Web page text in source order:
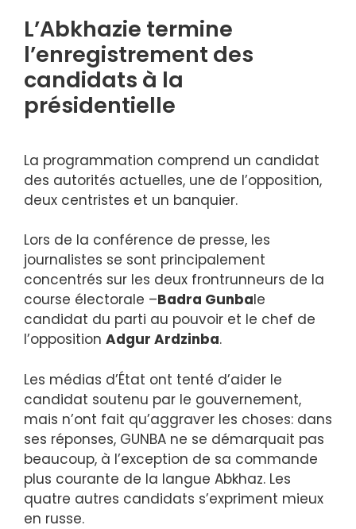
L’Abkhazie termine
l’enregistrement des
candidats à la
présidentielle
La programmation comprend un candidat
des autorités actuelles, une de l’opposition,
deux centristes et un banquier.
Lors de la conférence de presse, les
journalistes se sont principalement
concentrés sur les deux frontrunneurs de la
course électorale –Badra Gunbale
candidat du parti au pouvoir et le chef de
l’opposition Adgur Ardzinba.
Les médias d’État ont tenté d’aider le
candidat soutenu par le gouvernement,
mais n’ont fait qu’aggraver les choses: dans
ses réponses, GUNBA ne se démarquait pas
beaucoup, à l’exception de sa commande
plus courante de la langue Abkhaz. Les
quatre autres candidats s’expriment mieux
en russe.